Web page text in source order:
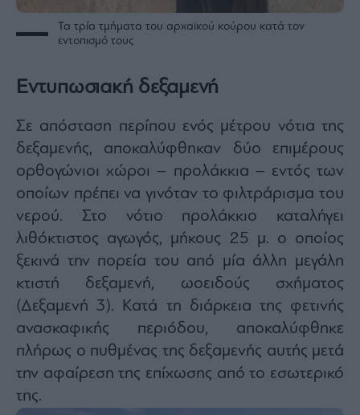
Τα τρία τμήματα του αρχαϊκού κούρου κατά τον
εντοπισμό τους
Εντυπωσιακή δεξαμενή
Σε απόσταση περίπου ενός μέτρου νότια της
δεξαμενής, αποκαλύφθηκαν δύο επιμέρους
ορθογώνιοι χώροι – προλάκκια – εντός των
οποίων πρέπει να γινόταν το φιλτράρισμα του
νερού. Στο νότιο προλάκκιο καταλήγει
λιθόκτιστος αγωγός, μήκους 25 μ. ο οποίος
ξεκινά την πορεία του από μία άλλη μεγάλη
κτιστή δεξαμενή, ωοειδούς σχήματος
(Δεξαμενή 3). Κατά τη διάρκεια της φετινής
ανασκαφικής περιόδου, αποκαλύφθηκε
πλήρως ο πυθμένας της δεξαμενής αυτής μετά
την αφαίρεση της επίχωσης από το εσωτερικό
της.